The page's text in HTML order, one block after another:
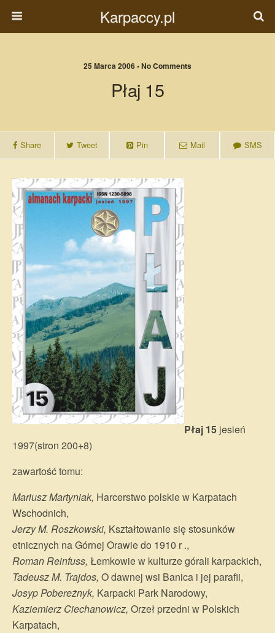
Karpaccy.pl
25 Marca 2006 • No Comments
Płaj 15
Share Tweet Pin Mail SMS
Płaj 15 jesień
1997(stron 200+8)
zawartość tomu:
Mariusz Martyniak, Harcerstwo polskie w Karpatach
Wschodnich,
Jerzy M. Roszkowski, Kształtowanie się stosunków
etnicznych na Górnej Orawie do 1910 r .,
Roman Reinfuss, Łemkowie w kulturze górali karpackich,
Tadeusz M. Trajdos, O dawnej wsi Banica i jej parafii,
Josyp Pobereżnyk, Karpacki Park Narodowy,
Kaziemierz Ciechanowicz, Orzeł przedni w Polskich
Karpatach,